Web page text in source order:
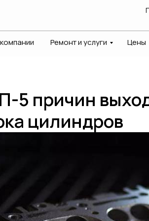
Цены
Ремонт и услуги
5 причин
цилиндров